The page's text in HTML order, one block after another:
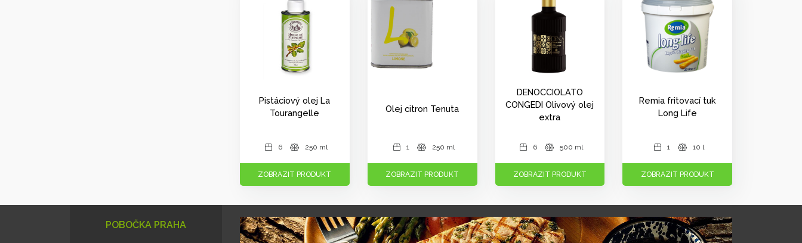
Pistáciový olej La
Tourangelle
6 250 ml
ZOBRAZIT PRODUKT
Olej citron Tenuta
1 250 ml
ZOBRAZIT PRODUKT
DENOCCIOLATO
CONGEDI Olivový olej
extra
6 500 ml
ZOBRAZIT PRODUKT
Remia fritovací tuk
Long Life
1 10 l
ZOBRAZIT PRODUKT
POBOČKA PRAHA